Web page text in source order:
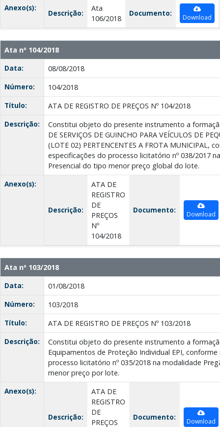
Anexo(s):
Descrição:
Ata
106/2018
Documento: Download
Ata nº 104/2018
Data:
08/08/2018
Número:
104/2018
Título:
ATA DE REGISTRO DE PREÇOS Nº 104/2018
Descrição:
Constitui objeto do presente instrumento a formação
DE SERVIÇOS DE GUINCHO PARA VEÍCULOS DE
(LOTE 02) PERTENCENTES A FROTA MUNICIPAL,
especificações do processo licitatório nº 038/2017
Presencial do tipo menor preço global do lote.
Anexo(s):
Descrição:
ATA DE
REGISTRO
DE
PREÇOS
Nº
104/2018
Documento: Download
Ata nº 103/2018
Data:
01/08/2018
Número:
103/2018
Título:
ATA DE REGISTRO DE PREÇOS Nº 103/2018
Descrição:
Constitui objeto do presente instrumento a
Equipamentos de Proteção Individual EPI,
processo licitatório nº 035/2018 na modalidade
menor preço por lote.
Anexo(s):
Descrição:
ATA DE
REGISTRO
DE
PREÇOS
Documento: Download